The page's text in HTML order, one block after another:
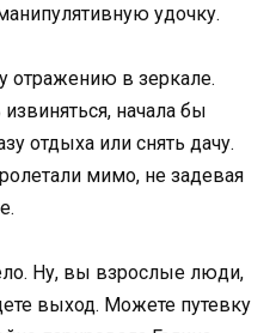
удочку.
отражению в зеркале.
начала бы
отдыха или снять дачу.
мимо, не задевая
Ну, вы взрослые люди,
выход. Можете путевку